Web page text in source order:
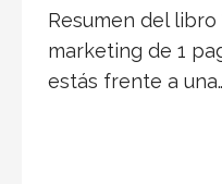
Resumen del libro
marketing de 1
estás frente a